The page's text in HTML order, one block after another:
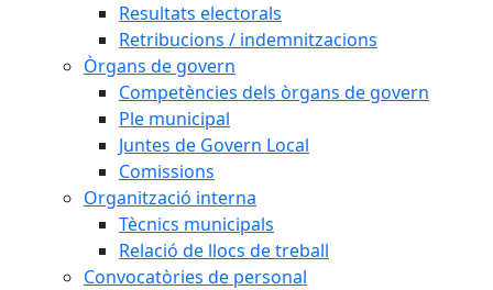
Resultats electorals
Retribucions / indemnitzacions
Òrgans de govern
Competències dels òrgans de govern
Ple municipal
Juntes de Govern Local
Comissions
Organització interna
Tècnics municipals
Relació de llocs de treball
Convocatòries de personal